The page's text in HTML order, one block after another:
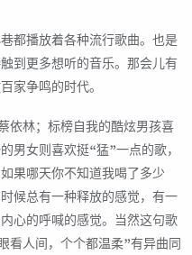
都播放着各种流行歌曲。也是
到更多想听的音乐。那会儿有
家争鸣的时代。
依林；标榜自我的酷炫男孩喜
男女则喜欢挺“猛”一点的歌，
果哪天你不知道我喝了多少
候总有一种释放的感觉，有一
心的呼喊的感觉。当然这句歌
看人间，个个都温柔”有异曲同